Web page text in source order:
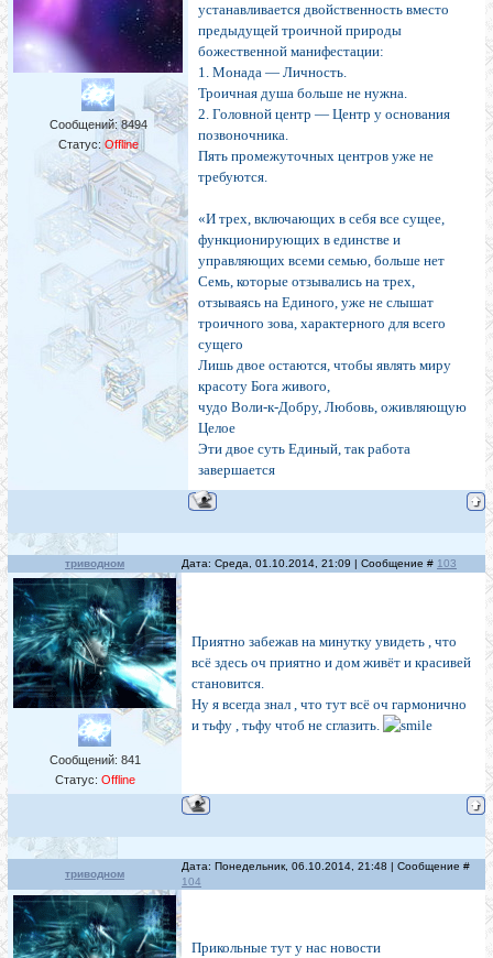
Сообщений: 8494
Статус: Offline
устанавливается двойственность вместо
предыдущей троичной природы
божественной манифестации:
1. Монада — Личность.
Троичная душа больше не нужна.
2. Головной центр — Центр у основания
позвоночника.
Пять промежуточных центров уже не
требуются.
«И трех, включающих в себя все сущее,
функционирующих в единстве и
управляющих всеми семью, больше нет
Семь, которые отзывались на трех,
отзываясь на Единого, уже не слышат
троичного зова, характерного для всего
сущего
Лишь двое остаются, чтобы являть миру
красоту Бога живого,
чудо Воли-к-Добру, Любовь, оживляющую
Целое
Эти двое суть Единый, так работа
завершается
триводном Дата: Среда, 01.10.2014, 21:09 | Сообщение # 103
Сообщений: 841
Статус: Offline
Приятно забежав на минутку увидеть , что
всё здесь оч приятно и дом живёт и красивей
становится.
Ну я всегда знал , что тут всё оч гармонично
и тьфу , тьфу чтоб не сглазить.
триводном
Дата: Понедельник, 06.10.2014, 21:48 | Сообщение #
104
Прикольные тут у нас новости